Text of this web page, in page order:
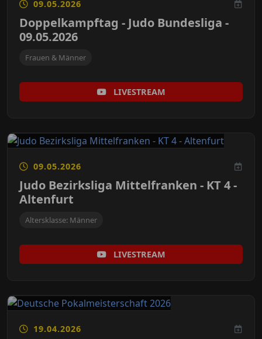
09.05.2026
Doppelkampftag - Judo Bundesliga -
09.05.2026
Frauen & Männer
LIVESTREAM
09.05.2026
Judo Bezirksliga Mittelfranken - KT 4 -
Altenfurt
Altersklasse: Männer
LIVESTREAM
19.04.2026